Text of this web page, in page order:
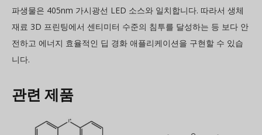
파생물은 405nm 가시광선 LED 소스와 일치합니다. 따라서 생체
재료 3D 프린팅에서 센티미터 수준의 침투를 달성하는 등 보다 안
전하고 에너지 효율적인 딥 경화 애플리케이션을 구현할 수 있습
니다.
관련 제품